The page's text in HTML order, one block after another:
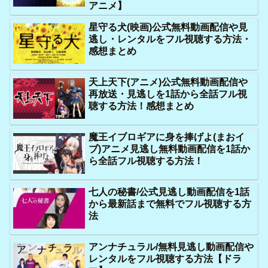
アニメ】
星守る犬(映画)公式無料動画配信や見
逃し・レンタルをフル視聴する方法・
感想まとめ
天上天下(アニメ)公式無料動画配信や
再放送・見逃しを1話から全話フル視
聴する方法！感想まとめ
魔王イブロギアに身を捧げよ(まおイ
ブ)アニメ見逃し無料動画配信を1話か
ら全話フル視聴する方法！
七人の秘書/公式見逃し動画配信を1話
から最新話まで無料でフル視聴する方
法
アンナチュラル/無料見逃し動画配信や
レンタルをフル視聴する方法【ドラ